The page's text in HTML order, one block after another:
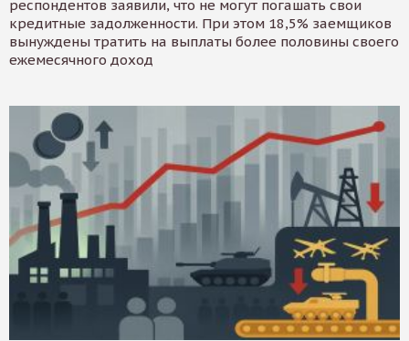
респондентов заявили, что не могут погашать свои
кредитные задолженности. При этом 18,5% заемщиков
вынуждены тратить на выплаты более половины своего
ежемесячного доход